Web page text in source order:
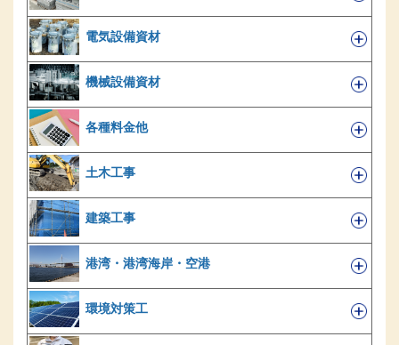
電気設備資材
機械設備資材
各種料金他
土木工事
建築工事
港湾・港湾海岸・空港
環境対策工